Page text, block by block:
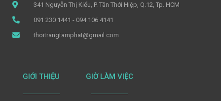
341 Nguyễn Thị Kiểu, P. Tân Thới Hiệp, Q.12, Tp. HCM
091 230 1441 - 094 106 4141
thoitrangtamphat@gmail.com
GIỚI THIỆU GIỜ LÀM VIỆC